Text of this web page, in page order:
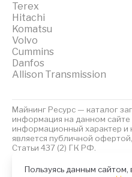
Пользуясь данным сайтом,
Terex
Hitachi
Komatsu
Volvo
Cummins
Danfos
Allison Transmission
Майнинг Ресурс — каталог
информация на данном сайте
информационный характер и
является публичной
Статьи 437 (2) ГК РФ.
Политика обработки